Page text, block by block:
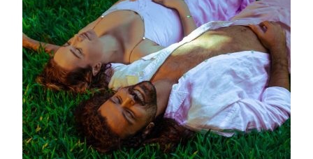
A
AUAD
NO
CLIPE
DE